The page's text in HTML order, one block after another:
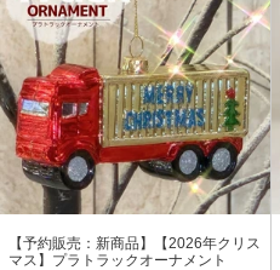
【予約販売：新商品】【2026年クリス
マス】プラトラックオーナメント